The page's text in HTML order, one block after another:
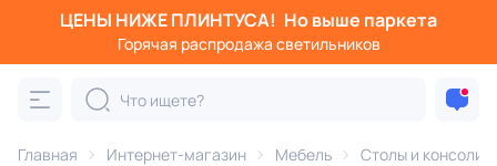
ЦЕНЫ НИЖЕ ПЛИНТУСА! Но выше паркета
Горячая распродажа светильников
Главная Интернет-магазин Мебель Столы и консоли
Фильтры
Категория: